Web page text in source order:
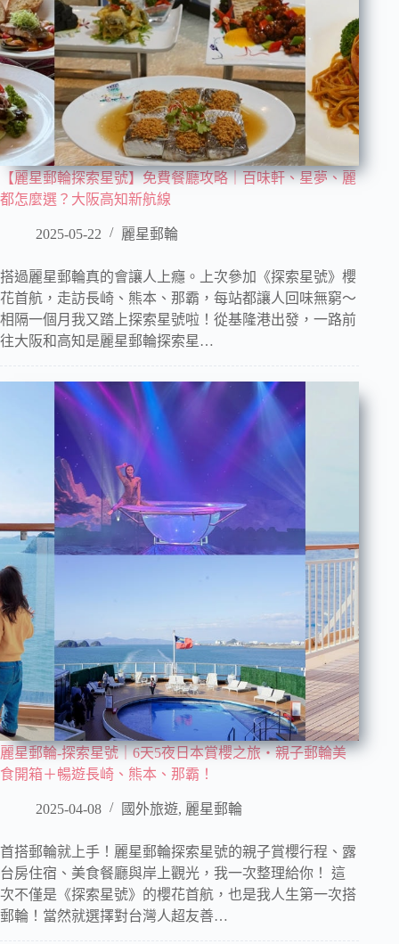
【麗星郵輪探索星號】免費餐廳攻略｜百味軒、星夢、麗
都怎麼選？大阪高知新航線
2025-05-22 麗星郵輪
搭過麗星郵輪真的會讓人上癮。上次參加《探索星號》櫻
花首航，走訪長崎、熊本、那霸，每站都讓人回味無窮～
相隔一個月我又踏上探索星號啦！從基隆港出發，一路前
往大阪和高知是麗星郵輪探索星…
麗星郵輪-探索星號｜6天5夜日本賞櫻之旅・親子郵輪美
食開箱＋暢遊長崎、熊本、那霸！
2025-04-08 國外旅遊, 麗星郵輪
首搭郵輪就上手！麗星郵輪探索星號的親子賞櫻行程、露
台房住宿、美食餐廳與岸上觀光，我一次整理給你！ 這
次不僅是《探索星號》的櫻花首航，也是我人生第一次搭
郵輪！當然就選擇對台灣人超友善…